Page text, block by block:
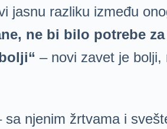
jasnu razliku između
ne bi bilo potrebe
– novi zavet je
sa njenim žrtvama i